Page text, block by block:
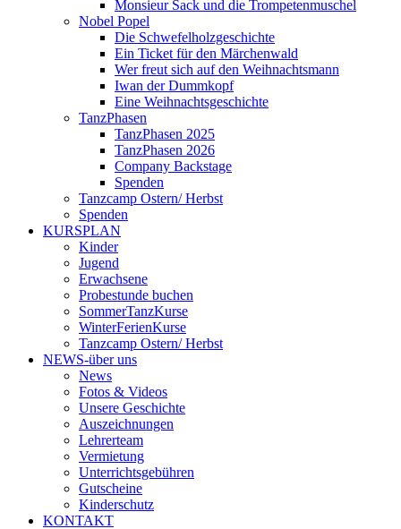
Monsieur Sack und die Trompetenmuschel
Nobel Popel
Die Schwefelholzgeschichte
Ein Ticket für den Märchenwald
Wer freut sich auf den Weihnachtsmann
Iwan der Dummkopf
Eine Weihnachtsgeschichte
TanzPhasen
TanzPhasen 2025
TanzPhasen 2026
Company Backstage
Spenden
Tanzcamp Ostern/ Herbst
Spenden
KURSPLAN
Kinder
Jugend
Erwachsene
Probestunde buchen
SommerTanzKurse
WinterFerienKurse
Tanzcamp Ostern/ Herbst
NEWS-über uns
News
Fotos & Videos
Unsere Geschichte
Auszeichnungen
Lehrerteam
Vermietung
Unterrichtsgebühren
Gutscheine
Kinderschutz
KONTAKT